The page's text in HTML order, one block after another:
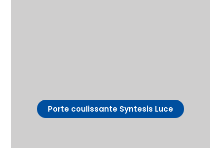
Porte coulissante Syntesis Luce